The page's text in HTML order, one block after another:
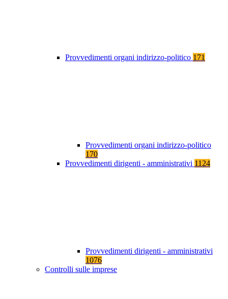
Provvedimenti organi indirizzo-politico 171
Provvedimenti organi indirizzo-politico
170
Provvedimenti dirigenti - amministrativi 1124
Provvedimenti dirigenti - amministrativi
1076
Controlli sulle imprese